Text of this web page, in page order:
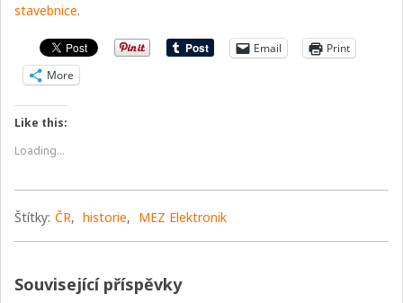
stavebnice.
Email
Print
More
Like this:
Loading...
Štítky: ČR, historie, MEZ Elektronik
Související příspěvky